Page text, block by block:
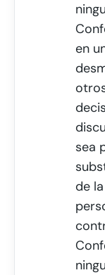
en
sea
de